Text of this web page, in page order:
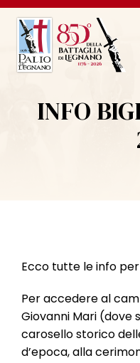
INFO
Ecco tutte le info per
Per accedere al
Giovanni Mari (dove
carosello storico
d’epoca, alla